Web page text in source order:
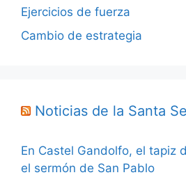
Ejercicios de fuerza
Cambio de estrategia
Noticias de la Santa
En Castel Gandolfo, el tapiz
el sermón de San Pablo